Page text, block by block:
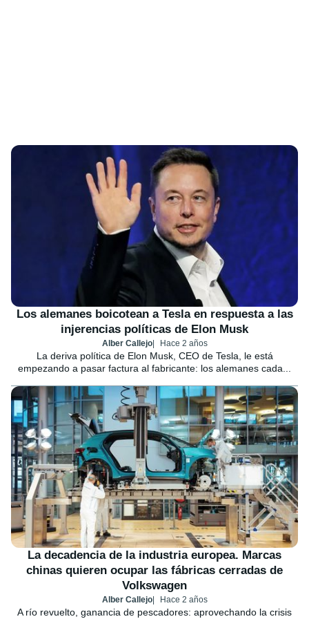
Los alemanes boicotean a Tesla en respuesta a las
injerencias políticas de Elon Musk
Alber Callejo Hace 2 años
La deriva política de Elon Musk, CEO de Tesla, le está
empezando a pasar factura al fabricante: los alemanes cada...
La decadencia de la industria europea. Marcas
chinas quieren ocupar las fábricas cerradas de
Volkswagen
Alber Callejo Hace 2 años
A río revuelto, ganancia de pescadores: aprovechando la crisis